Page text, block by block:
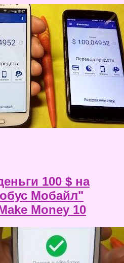
100 $ на
Мобайл"
Money 10